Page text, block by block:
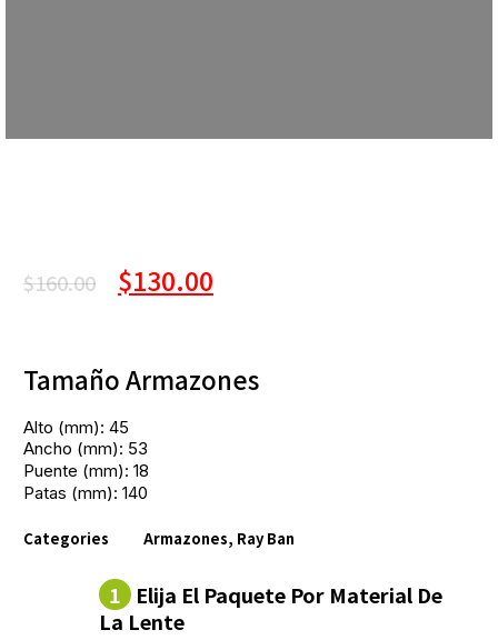
$160.00 $130.00
Tamaño Armazones
Alto (mm): 45
Ancho (mm): 53
Puente (mm): 18
Patas (mm): 140
Categories Armazones, Ray Ban
1 Elija El Paquete Por Material De
La Lente